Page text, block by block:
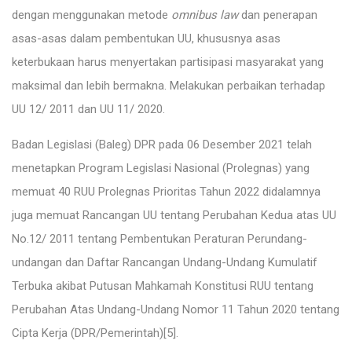
dengan menggunakan metode omnibus lawdan penerapan
asas-asas dalam pembentukan UU, khususnya asas
keterbukaan harus menyertakan partisipasi masyarakat yang
maksimal dan lebih bermakna. Melakukan perbaikan terhadap
UU 12/ 2011 dan UU 11/ 2020.
Badan Legislasi (Baleg) DPR pada 06 Desember 2021 telah
menetapkan Program Legislasi Nasional (Prolegnas) yang
memuat 40 RUU Prolegnas Prioritas Tahun 2022 didalamnya
juga memuat Rancangan UU tentang Perubahan Kedua atas UU
No.12/ 2011 tentang Pembentukan Peraturan Perundang-
undangan dan Daftar Rancangan Undang-Undang Kumulatif
Terbuka akibat Putusan Mahkamah Konstitusi RUU tentang
Perubahan Atas Undang-Undang Nomor 11 Tahun 2020 tentang
Cipta Kerja (DPR/Pemerintah)[5].